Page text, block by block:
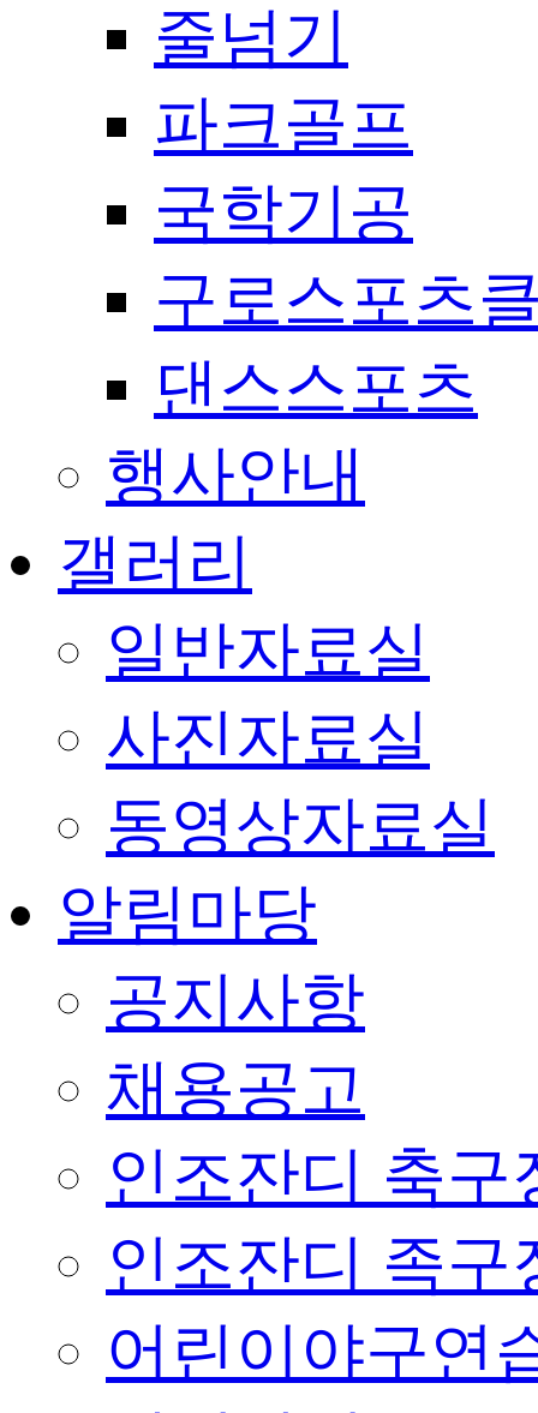
줄넘기
파크골프
국학기공
구로스포츠
댄스스포츠
행사안내
갤러리
일반자료실
사진자료실
동영상자료실
알림마당
공지사항
채용공고
인조잔디 축구
인조잔디 족구
어린이야구연